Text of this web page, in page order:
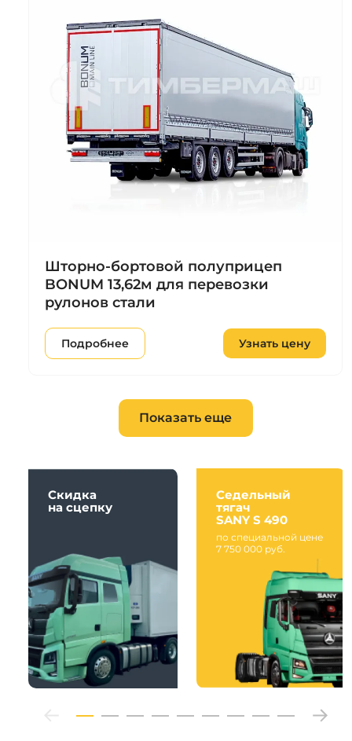
Шторно-бортовой полуприцеп
BONUM 13,62м для перевозки
рулонов стали
Подробнее Узнать цену
Показать еще
Скидка
на сцепку
Седельный
тягач
SANY S 490
по специальной цене
7 750 000 руб.